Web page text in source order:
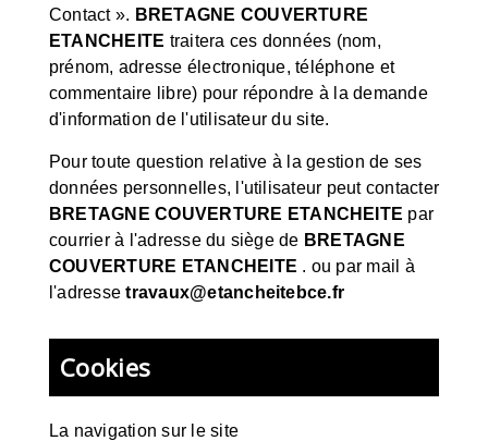
Contact ». BRETAGNE COUVERTURE
ETANCHEITE traitera ces données (nom,
prénom, adresse électronique, téléphone et
commentaire libre) pour répondre à la demande
d'information de l'utilisateur du site.
Pour toute question relative à la gestion de ses
données personnelles, l'utilisateur peut contacter
BRETAGNE COUVERTURE ETANCHEITE par
courrier à l'adresse du siège de BRETAGNE
COUVERTURE ETANCHEITE . ou par mail à
l'adressetravaux@etancheitebce.fr
Cookies
La navigation sur le site